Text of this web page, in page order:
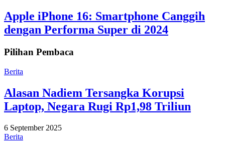
Apple iPhone 16: Smartphone Canggih
dengan Performa Super di 2024
Pilihan Pembaca
Berita
Alasan Nadiem Tersangka Korupsi
Laptop, Negara Rugi Rp1,98 Triliun
6 September 2025
Berita